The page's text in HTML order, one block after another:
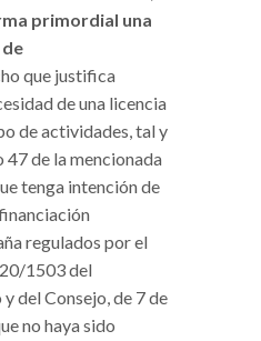
primordial una
que justifica
de una licencia
de actividades, tal y
de la mencionada
tenga intención de
regulados por el
1503 del
del Consejo, de 7 de
no haya sido